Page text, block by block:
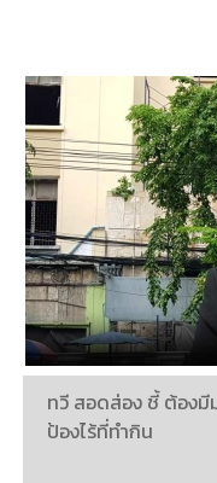
ทวี สอดส่อง ชี้ ต้อง
ป้องไร้ที่ทำกิน